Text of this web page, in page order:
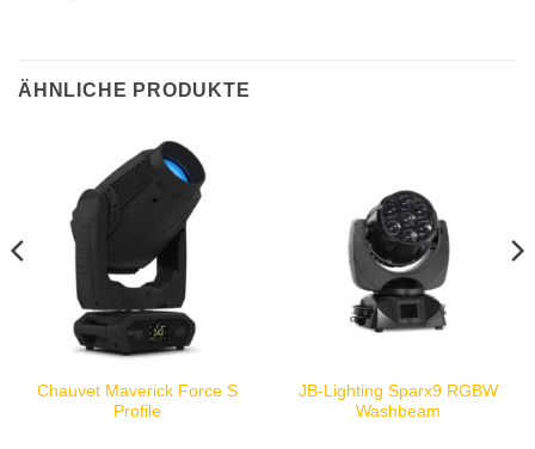
ÄHNLICHE PRODUKTE
Chauvet Maverick Force S
Profile
JB-Lighting Sparx9 RGBW
Washbeam